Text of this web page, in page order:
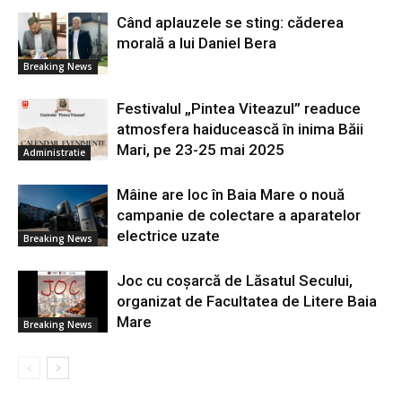
Breaking News
Când aplauzele se sting: căderea
morală a lui Daniel Bera
Administratie
Festivalul „Pintea Viteazul” readuce
atmosfera haiducească în inima Băii
Mari, pe 23-25 mai 2025
Breaking News
Mâine are loc în Baia Mare o nouă
campanie de colectare a aparatelor
electrice uzate
Breaking News
Joc cu coșarcă de Lăsatul Secului,
organizat de Facultatea de Litere Baia
Mare